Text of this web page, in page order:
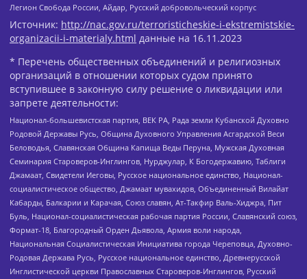
Легион Свобода России, Айдар, Русский добровольческий корпус
Источник: http://nac.gov.ru/terroristicheskie-i-ekstremistskie-
organizacii-i-materialy.html данные на 16.11.2023
* Перечень общественных объединений и религиозных
организаций в отношении которых судом принято
вступившее в законную силу решение о ликвидации или
запрете деятельности:
Национал-большевистская партия, ВЕК РА, Рада земли Кубанской Духовно
Родовой Державы Русь, Община Духовного Управления Асгардской Веси
Беловодья, Славянская Община Капища Веды Перуна, Мужская Духовная
Семинария Староверов-Инглингов, Нурджулар, К Богодержавию, Таблиги
Джамаат, Свидетели Иеговы, Русское национальное единство, Национал-
социалистическое общество, Джамаат мувахидов, Объединенный Вилайат
Кабарды, Балкарии и Карачая, Союз славян, Ат-Такфир Валь-Хиджра, Пит
Буль, Национал-социалистическая рабочая партия России, Славянский союз,
Формат-18, Благородный Орден Дьявола, Армия воли народа,
Национальная Социалистическая Инициатива города Череповца, Духовно-
Родовая Держава Русь, Русское национальное единство, Древнерусской
Инглистической церкви Православных Староверов-Инглингов, Русский